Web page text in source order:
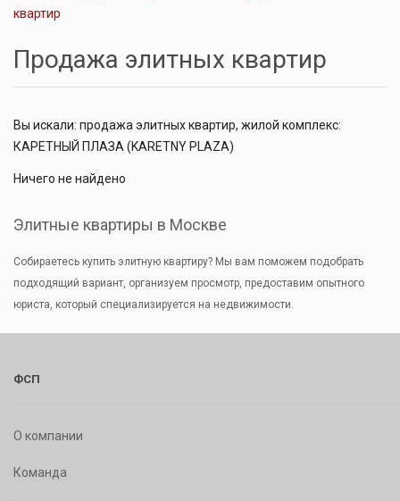
квартир
Продажа элитных квартир
Вы искали: продажа элитных квартир, жилой комплекс:
КАРЕТНЫЙ ПЛАЗА (KARETNY PLAZA)
Ничего не найдено
Элитные квартиры в Москве
Собираетесь купить элитную квартиру? Мы вам поможем подобрать
подходящий вариант, организуем просмотр, предоставим опытного
юриста, который специализируется на недвижимости.
ФСП
О компании
Команда